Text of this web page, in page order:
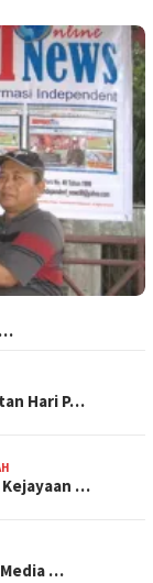
Hari P…
Kejayaan …
…